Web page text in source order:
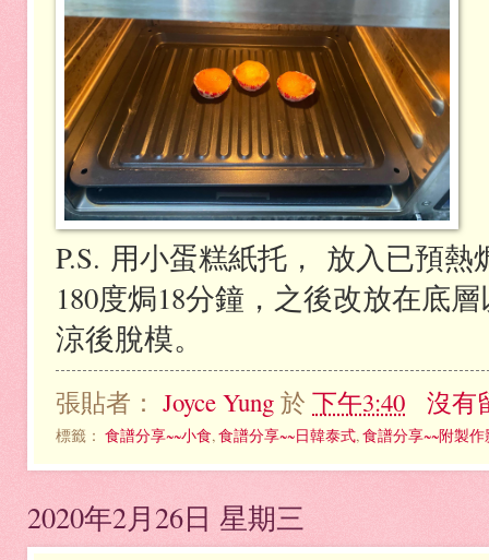
P.S. 用小蛋糕紙托， 放入已預熱
180度焗18分鐘，之後改放在底層
涼後脫模。
張貼者： Joyce Yung 於 下午3:40 沒有
標籤： 食譜分享~~小食,食譜分享~~日韓泰式,食譜分享~~附製作
2020年2月26日 星期三